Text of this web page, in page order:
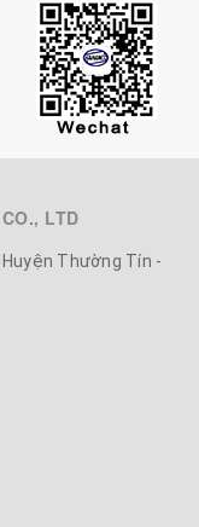
xuất chủ yếu
chi tiết được
LTD
Huyện Thường Tín -